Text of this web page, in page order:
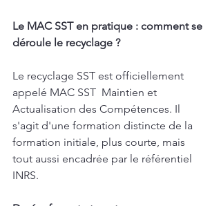
Le MAC SST en pratique : comment se
déroule le recyclage ?
Le recyclage SST est officiellement
appelé MAC SST  Maintien et
Actualisation des Compétences. Il
s'agit d'une formation distincte de la
formation initiale, plus courte, mais
tout aussi encadrée par le référentiel
INRS.